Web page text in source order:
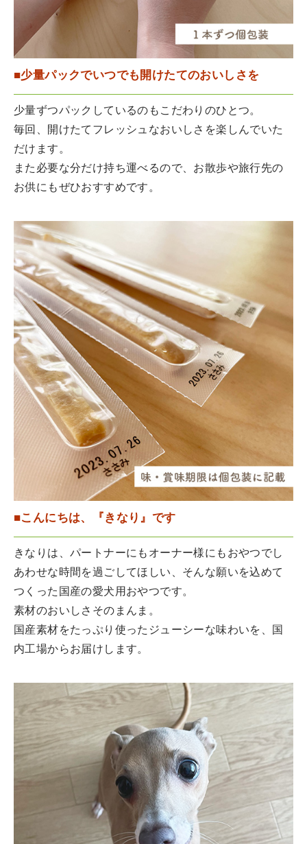
■少量パックでいつでも開けたてのおいしさを
少量ずつパックしているのもこだわりのひとつ。
毎回、開けたてフレッシュなおいしさを楽しんでいた
だけます。
また必要な分だけ持ち運べるので、お散歩や旅行先の
お供にもぜひおすすめです。
■こんにちは、『きなり』です
きなりは、パートナーにもオーナー様にもおやつでし
あわせな時間を過ごしてほしい、そんな願いを込めて
つくった国産の愛犬用おやつです。
素材のおいしさそのまんま。
国産素材をたっぷり使ったジューシーな味わいを、国
内工場からお届けします。